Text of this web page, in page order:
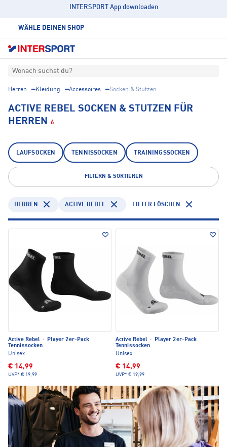
INTERSPORT App downloaden
WÄHLE DEINEN SHOP
Wonach suchst du?
Herren Kleidung Accessoires Socken & Stutzen
ACTIVE REBEL SOCKEN & STUTZEN FÜR
HERREN 6
LAUFSOCKEN TENNISSOCKEN TRAININGSSOCKEN
FILTERN & SORTIEREN
HERREN ACTIVE REBEL FILTER LÖSCHEN
Active Rebel ·
Player 2er-Pack
Tennissocken
Unisex
€ 14,99
UVP* € 19,99
Active Rebel ·
Player 2er-Pack
Tennissocken
Unisex
€ 14,99
UVP* € 19,99